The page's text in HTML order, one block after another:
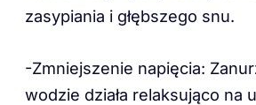
zasypiania i głębszego snu.
-Zmniejszenie napięcia:
wodzie działa relaksująco na